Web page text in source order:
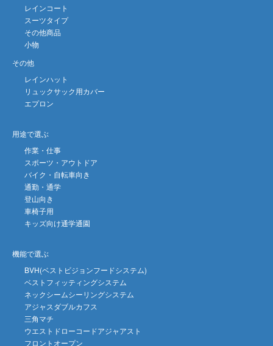
レインコート
スーツタイプ
その他商品
小物
その他
レインハット
リュックサック用カバー
エプロン
用途で選ぶ
作業・仕事
スポーツ・アウトドア
バイク・自転車向き
通勤・通学
登山向き
車椅子用
キッズ向け通学通園
機能で選ぶ
BVH(ベストビジョンフードシステム)
ベストフィッティングシステム
ネックシームシーリングシステム
アジャスダブルカフス
三角マチ
ウエストドローコードアジャアスト
フロントオープン